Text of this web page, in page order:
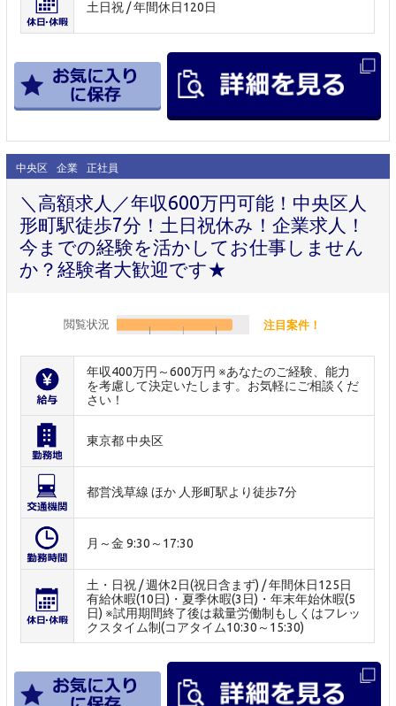
土日祝 / 年間休日120日
中央区 企業 正社員
＼高額求人／年収600万円可能！中央区人
形町駅徒歩7分！土日祝休み！企業求人！
今までの経験を活かしてお仕事しません
か？経験者大歓迎です★
閲覧状況 注目案件！
年収400万円～600万円 ※あなたのご経験、能力
を考慮して決定いたします。お気軽にご相談くだ
さい！
東京都 中央区
都営浅草線 ほか 人形町駅より徒歩7分
月～金 9:30～17:30
土・日祝 / 週休2日(祝日含まず) / 年間休日125日
有給休暇(10日)・夏季休暇(3日)・年末年始休暇(5
日) ※試用期間終了後は裁量労働制もしくはフレッ
クスタイム制(コアタイム10:30～15:30)